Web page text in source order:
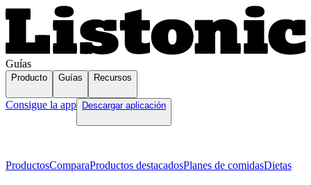
Guías
Producto Guías Recursos
Consigue la app Descargar aplicación
ProductosComparaProductos destacadosPlanes de comidasDietas